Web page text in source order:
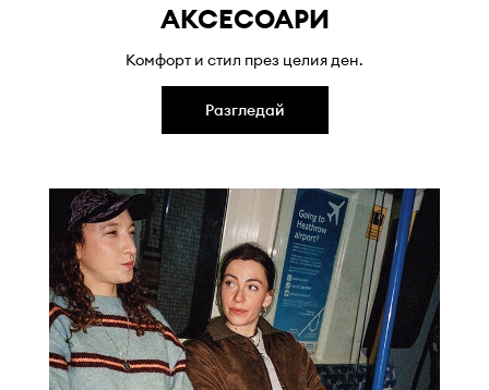
АКСЕСОАРИ
Комфорт и стил през целия ден.
Разгледай